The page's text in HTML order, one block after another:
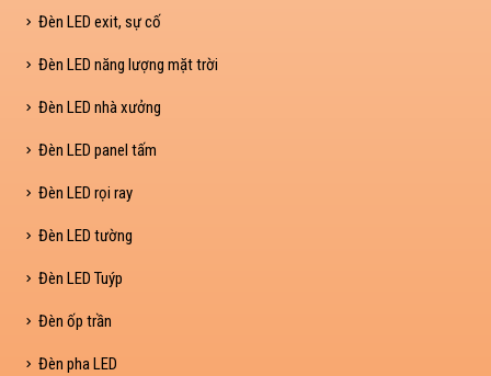
Đèn LED exit, sự cố
Đèn LED năng lượng mặt trời
Đèn LED nhà xưởng
Đèn LED panel tấm
Đèn LED rọi ray
Đèn LED tường
Đèn LED Tuýp
Đèn ốp trần
Đèn pha LED